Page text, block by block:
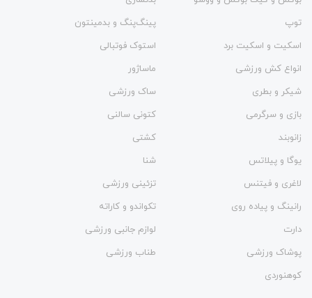
توپ
پینگ‌پنگ و بدمينتون
اسکیت و اسکیت برد
استوک فوتبالی
انواع کش ورزشی
ماساژور
شیکر و بطری
ساک ورزشی
بازی و سرگرمی
کتونی سالنی
زانوبند
کشتی
یوگا و پیلاتس
شنا
لاغری و فیتنس
تزئینی ورزشی
رانینگ و پیاده روی
تکواندو و کاراته
دارت
لوازم جانبی ورزشی
پوشاک ورزشی
طناب ورزشی
کوهنوردی